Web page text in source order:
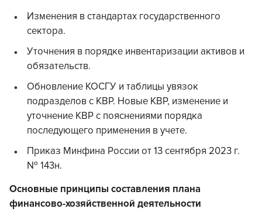
Изменения в стандартах государственного
сектора.
Уточнения в порядке инвентаризации активов и
обязательств.
Обновление КОСГУ и таблицы увязок
подразделов с КВР. Новые КВР, изменение и
уточнение КВР с пояснениями порядка
последующего применения в учете.
Приказ Минфина России от 13 сентября 2023 г.
№ 143н.
Основные принципы составления плана
финансово-хозяйственной деятельности